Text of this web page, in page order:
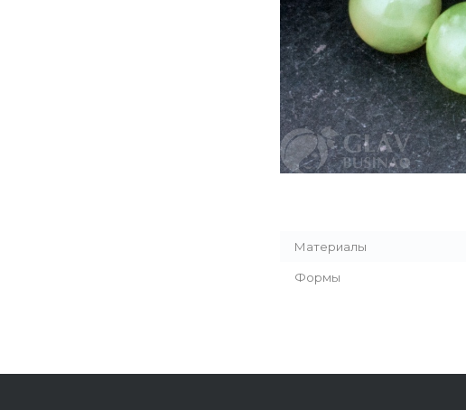
Материалы
Формы